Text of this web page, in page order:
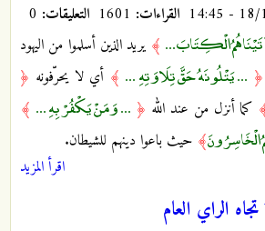
18/ القراءات: التعليقات:
الْكِتَابَ ... ﴾ يريد الذين أسلموا من اليهود
﴿ ... يَتْلُونَهُ حَقَّ تِلَاوَتِهِ ... ﴾ أي لا يحرّفونه ﴿
كما أنزل من عند الله ﴿ ... وَمَنْ يَكْفُرْ بِهِ ... ﴾
الْخَاسِرُونَ﴾ حيث باعوا دينهم للشيطان.
اقرأ المزيد
تجاه الراي العام